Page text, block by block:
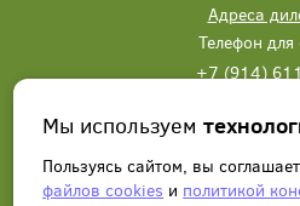
Адреса
Телефон для
+7 (914)
Написать нам
Мы используем
Пользуясь сайтом, вы
файлов cookies и политикой